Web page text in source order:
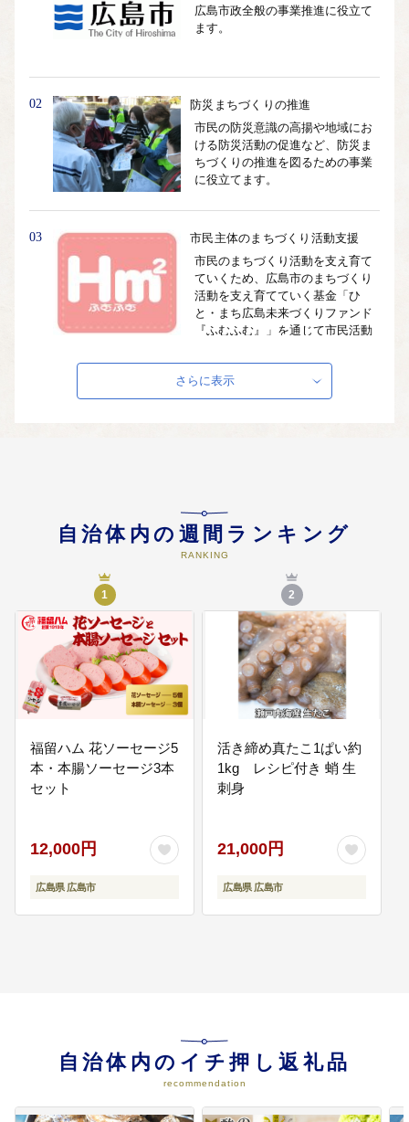
広島市政全般の事業推進に役立て
ます。
02
防災まちづくりの推進
市民の防災意識の高揚や地域にお
ける防災活動の促進など、防災ま
ちづくりの推進を図るための事業
に役立てます。
03
市民主体のまちづくり活動支援
市民のまちづくり活動を支え育て
ていくため、広島市のまちづくり
活動を支え育てていく基金「ひ
と・まち広島未来づくりファンド
『ふむふむ』」を通じて市民活動
する助成を行います。
市民などがともにＮＰＯ法人を育
てる機運を高め自主的、自発的な
市民活動を促進します「応援メッ
をご記入ください ※お礼品を申
込みの場合は「市政全般」に使わ
せていただきます
05
広島市現代美術館の作品購入
現代美術館の魅力の向上や、平和
発信機能を強化するため、ヒロシ
す。
06
点ともいうべき広島城は、広島の
歴史の発信拠点です。 広島の歴
る貴重な資料を後世に継承するた
できる新しい「スポーツ王国広
島」の実現に向けて、新たなスポ
ーツ施設の整備や既存のスポーツ
さらに表示
自治体内の週間ランキング
RANKING
1
福留ハム 花ソーセージ5
本・本腸ソーセージ3本
セット
12,000円
広島県 広島市
2
活き締め真たこ1ぱい約
1kg レシピ付き 蛸 生
刺身
21,000円
広島県 広島市
自治体内のイチ押し返礼品
recommendation